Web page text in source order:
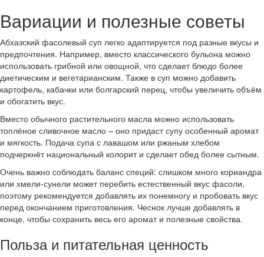
Вариации и полезные советы
Абхазский фасолевый суп легко адаптируется под разные вкусы и
предпочтения. Например, вместо классического бульона можно
использовать грибной или овощной, что сделает блюдо более
диетическим и вегетарианским. Также в суп можно добавить
картофель, кабачки или болгарский перец, чтобы увеличить объём
и обогатить вкус.
Вместо обычного растительного масла можно использовать
топлёное сливочное масло – оно придаст супу особенный аромат
и мягкость. Подача супа с лавашом или ржаным хлебом
подчеркнёт национальный колорит и сделает обед более сытным.
Очень важно соблюдать баланс специй: слишком много кориандра
или хмели-сунели может перебить естественный вкус фасоли,
поэтому рекомендуется добавлять их понемногу и пробовать вкус
перед окончанием приготовления. Чеснок лучше добавлять в
конце, чтобы сохранить весь его аромат и полезные свойства.
Польза и питательная ценность